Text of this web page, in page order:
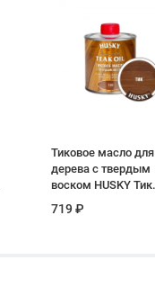
Тиковое масло для
дерева с твердым
воском HUSKY Тик
719 ₽